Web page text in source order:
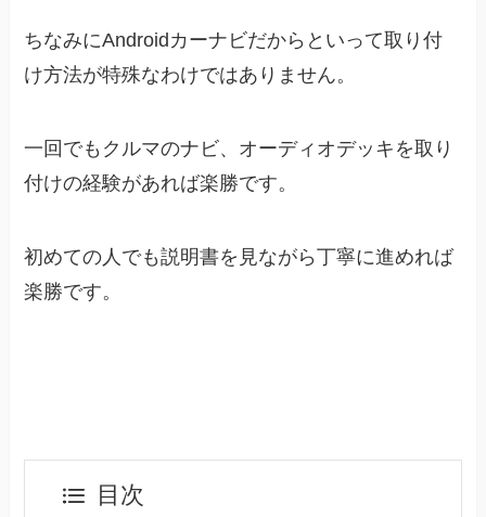
ちなみにAndroidカーナビだからといって取り付
け方法が特殊なわけではありません。
一回でもクルマのナビ、オーディオデッキを取り
付けの経験があれば楽勝です。
初めての人でも説明書を見ながら丁寧に進めれば
楽勝です。
目次